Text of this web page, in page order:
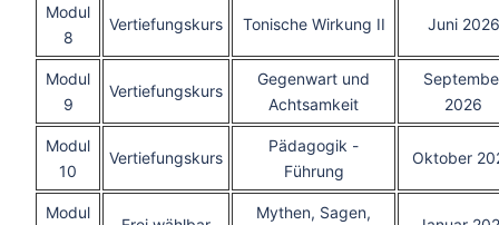
Modul
8
Vertiefungskurs Tonische Wirkung II Juni 2026
Modul
9
Vertiefungskurs
Gegenwart und
Achtsamkeit
2026
Modul
10
Vertiefungskurs
Pädagogik -
Führung
Oktober
Modul Mythen, Sagen,